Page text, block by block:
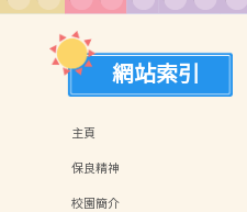
網站索引
主頁
保良精神
校園簡介